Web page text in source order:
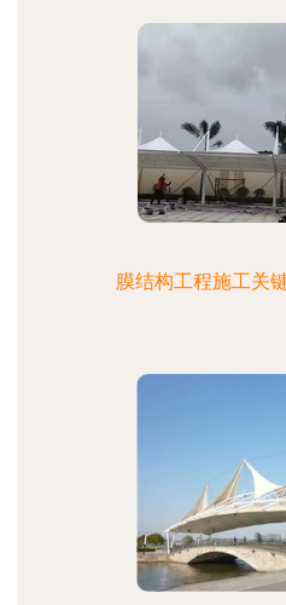
膜结构工程施工关